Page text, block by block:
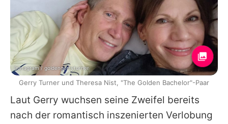
Laut Gerry wuchsen seine Zweifel bereits
nach der romantisch inszenierten Verlobung
Instagram / goldengerryturner
Gerry Turner und Theresa Nist, "The Golden Bachelor"-Paar